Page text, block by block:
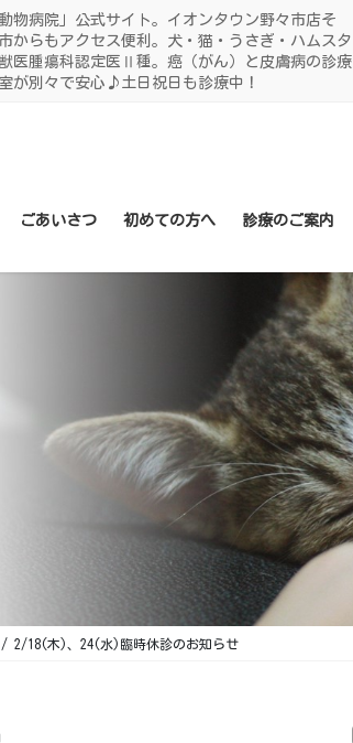
物病院」公式サイト。イオンタウン野々市店そ
からもアクセス便利。犬・猫・うさぎ・ハムスタ
医腫瘍科認定医Ⅱ種。癌（がん）と皮膚病の診療
が別々で安心♪土日祝日も診療中！
ごあいさつ 初めての方へ 診療のご案内
2/18(木)、24(水)臨時休診のお知らせ